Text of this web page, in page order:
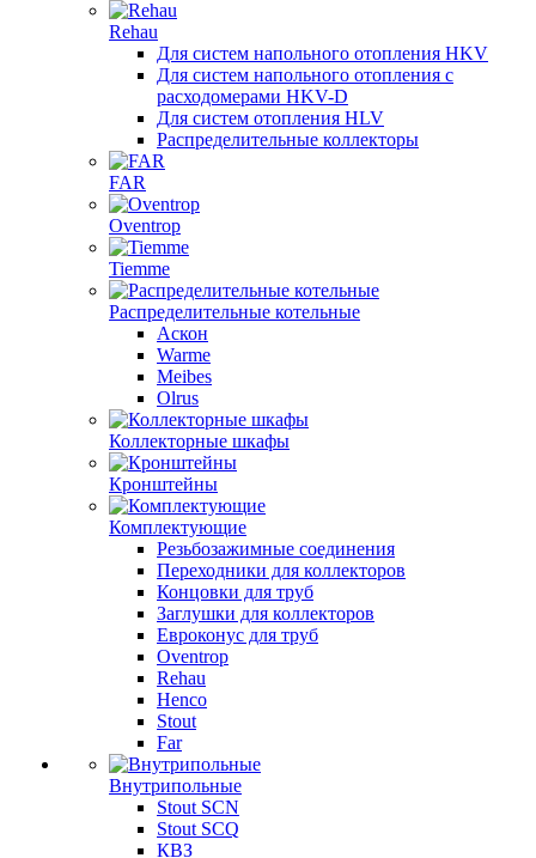
Rehau
Для систем напольного отопления HKV
Для систем напольного отопления с
расходомерами HKV-D
Для систем отопления HLV
Распределительные коллекторы
FAR
Oventrop
Tiemme
Распределительные котельные
Аскон
Warme
Meibes
Olrus
Коллекторные шкафы
Кронштейны
Комплектующие
Резьбозажимные соединения
Переходники для коллекторов
Концовки для труб
Заглушки для коллекторов
Евроконус для труб
Oventrop
Rehau
Henco
Stout
Far
Внутрипольные
Stout SCN
Stout SCQ
КВЗ